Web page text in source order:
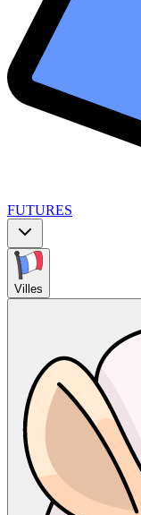
FUTURES
Villes